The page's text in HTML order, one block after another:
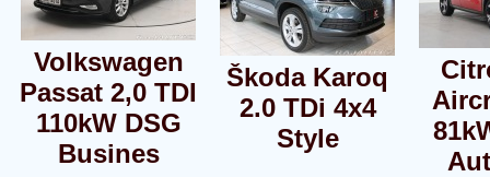
Volkswagen
Passat 2,0 TDI
110kW DSG
Busines
Škoda Karoq
2.0 TDi 4x4
Style